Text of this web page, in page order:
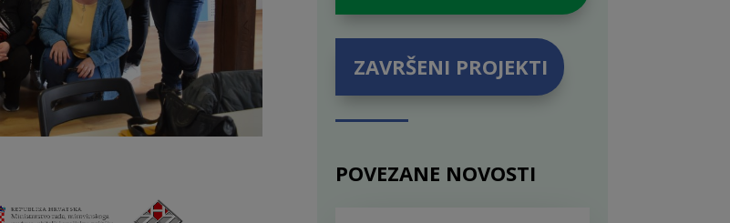
ZAVRŠENI PROJEKTI
POVEZANE NOVOSTI